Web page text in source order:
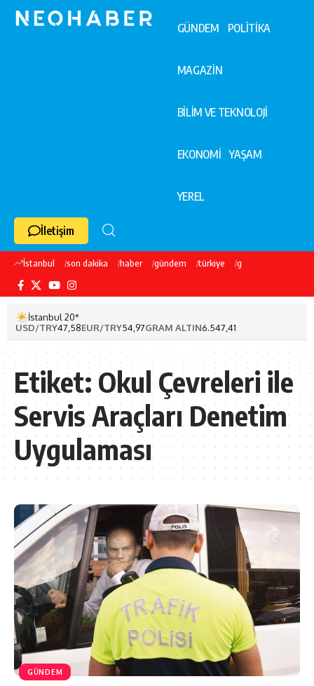
GÜNDEM POLİTİKA
MAGAZİN
BİLİM VE TEKNOLOJİ
EKONOMİ YAŞAM
YEREL
İletişim
İstanbul son dakika haber gündem türkiye galatasaray
İstanbul 20°
USD/TRY47,58EUR/TRY54,97GRAM ALTIN6.547,41
Etiket: Okul Çevreleri ile
Servis Araçları Denetim
Uygulaması
GÜNDEM